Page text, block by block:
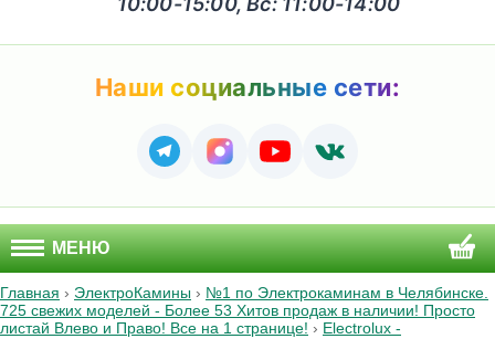
Наши социальные сети:
МЕНЮ
Главная › ЭлектроКамины › №1 по Электрокаминам в Челябинске.
725 свежих моделей - Более 53 Хитов продаж в наличии! Просто
листай Влево и Право! Все на 1 странице! › Electrolux -